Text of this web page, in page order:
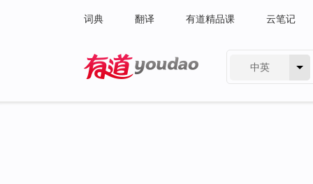
词典 翻译 有道精品课 云笔记
中英